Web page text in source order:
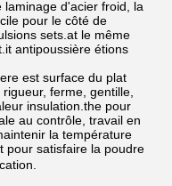
d'acier froid, la
pour le côté de
sets.at le même
antipoussière étions
est surface du plat
ferme, gentille,
insulation.the pour
au contrôle, travail en
la température
pour satisfaire la poudre